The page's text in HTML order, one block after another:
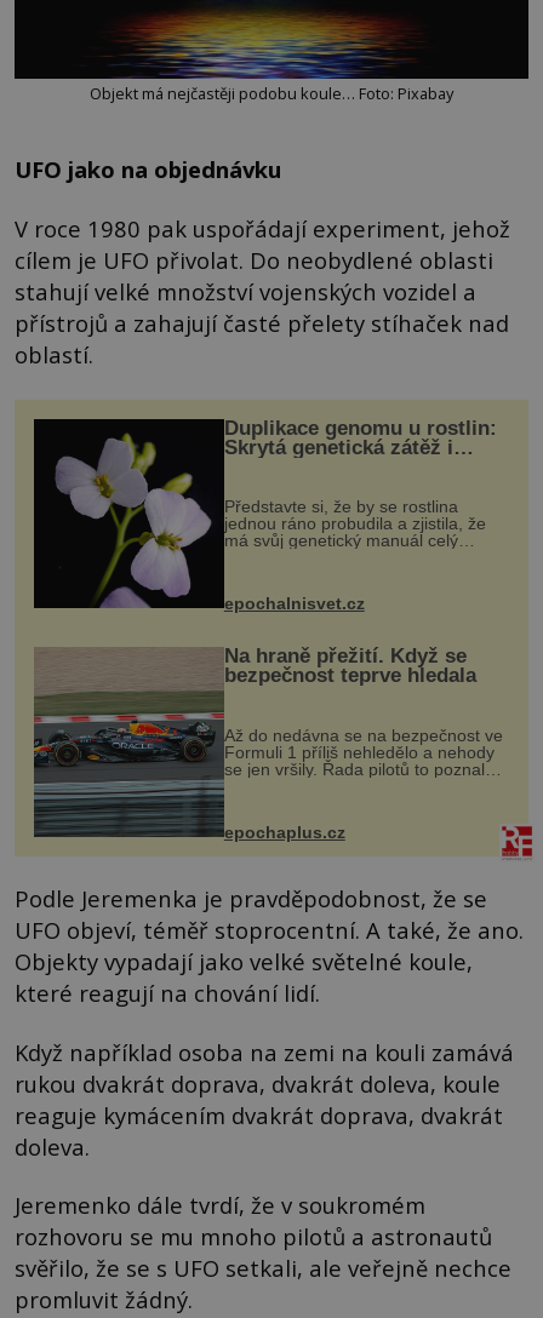
Objekt má nejčastěji podobu koule… Foto: Pixabay
UFO jako na objednávku
V roce 1980 pak uspořádají experiment, jehož
cílem je UFO přivolat. Do neobydlené oblasti
stahují velké množství vojenských vozidel a
přístrojů a zahajují časté přelety stíhaček nad
oblastí.
Duplikace genomu u rostlin:
Skrytá genetická zátěž i
Představte si, že by se rostlina
jednou ráno probudila a zjistila, že
má svůj genetický manuál celý
vstupenka...
epochalnisvet.cz
Na hraně přežití. Když se
bezpečnost teprve hledala
Až do nedávna se na bezpečnost ve
Formuli 1 příliš nehledělo a nehody
se jen vršily. Řada pilotů to poznala
na vlastní kůži, často s trvalými
následky nebo bohužel i ztrátou
života. Dnes nepochopiteln...
epochaplus.cz
Podle Jeremenka je pravděpodobnost, že se
UFO objeví, téměř stoprocentní. A také, že ano.
Objekty vypadají jako velké světelné koule,
které reagují na chování lidí.
Když například osoba na zemi na kouli zamává
rukou dvakrát doprava, dvakrát doleva, koule
reaguje kymácením dvakrát doprava, dvakrát
doleva.
Jeremenko dále tvrdí, že v soukromém
rozhovoru se mu mnoho pilotů a astronautů
svěřilo, že se s UFO setkali, ale veřejně nechce
promluvit žádný.